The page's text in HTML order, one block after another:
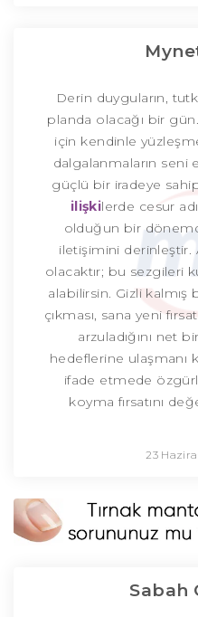
Derin duyguların,
planda olacağı bir
için kendinle
dalgalanmaların seni
güçlü bir iradeye
ilişkilerde cesur
olduğun bir
iletişimini derinleştir.
olacaktır; bu sezgileri
alabilirsin. Gizli
çıkması, sana yeni
arzuladığını net
hedeflerine ulaşmanı
ifade etmede
koyma fırsatını
23
Sabah